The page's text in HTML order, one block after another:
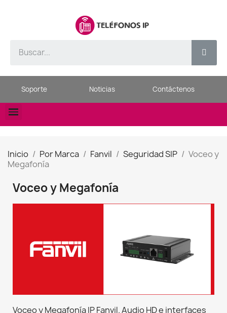
Soporte Noticias Contáctenos
Inicio Por Marca Fanvil Seguridad SIP
Voceo y
Megafonía
Voceo y Megafonía
Voceo y Megafonía IP Fanvil. Audio HD e interfaces